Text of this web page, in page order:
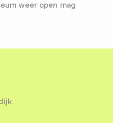
weer open mag
nieuw tabblad